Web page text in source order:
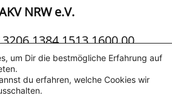
um Dir die bestmögliche Erfahrung auf
du erfahren, welche Cookies wir
NRW e.V.
1384 1513 1600 00
bitte eine E-Mail an:
nrw.de